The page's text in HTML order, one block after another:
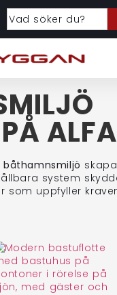
båthamnsmiljö
system
som uppfyller